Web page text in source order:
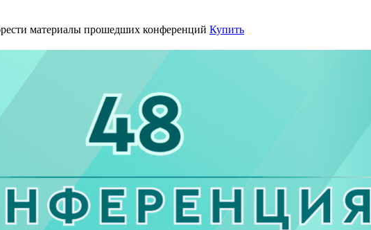
материалы прошедших конференций Купить